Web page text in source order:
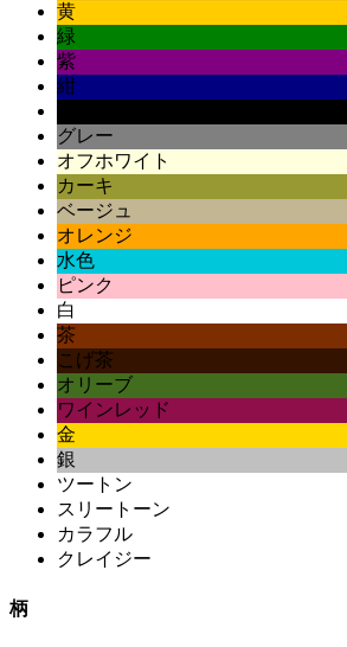
黄
緑
紫
紺
グレー
オフホワイト
カーキ
ベージュ
オレンジ
水色
ピンク
白
茶
こげ茶
オリーブ
ワインレッド
金
銀
ツートン
スリートーン
カラフル
クレイジー
柄